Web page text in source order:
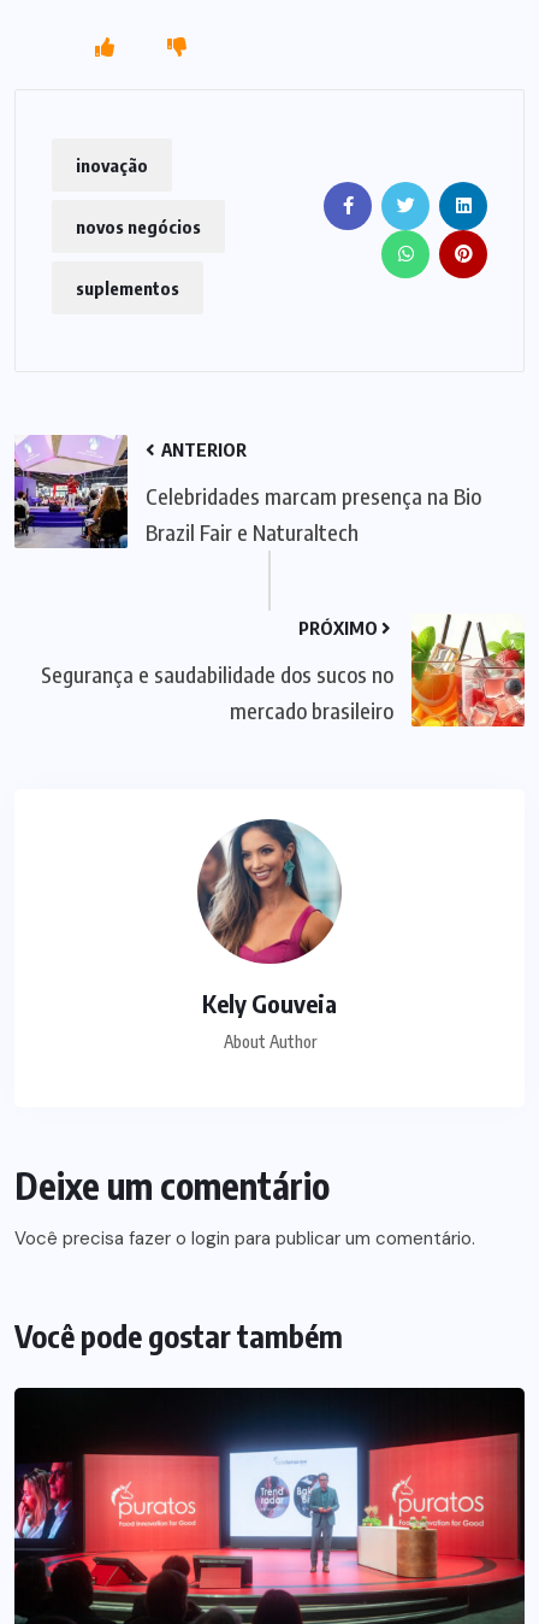
inovação
novos negócios
suplementos
ANTERIOR
Celebridades marcam presença na Bio
Brazil Fair e Naturaltech
PRÓXIMO
Segurança e saudabilidade dos sucos no
mercado brasileiro
Kely Gouveia
About Author
Deixe um comentário
Você precisa fazer o login para publicar um comentário.
Você pode gostar também